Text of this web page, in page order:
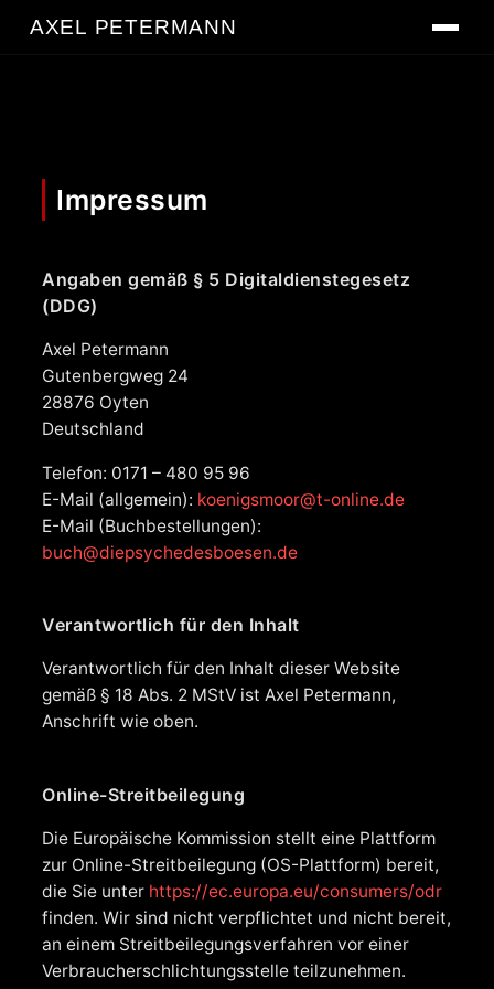
AXEL PETERMANN
Impressum
Angaben gemäß § 5 Digitaldienstegesetz
(DDG)
Axel Petermann
Gutenbergweg 24
28876 Oyten
Deutschland
Telefon: 0171 – 480 95 96
E-Mail (allgemein): koenigsmoor@t-online.de
E-Mail (Buchbestellungen):
buch@diepsychedesboesen.de
Verantwortlich für den Inhalt
Verantwortlich für den Inhalt dieser Website
gemäß § 18 Abs. 2 MStV ist Axel Petermann,
Anschrift wie oben.
Online-Streitbeilegung
Die Europäische Kommission stellt eine Plattform
zur Online-Streitbeilegung (OS-Plattform) bereit,
die Sie unter https://ec.europa.eu/consumers/odr
finden. Wir sind nicht verpflichtet und nicht bereit,
an einem Streitbeilegungsverfahren vor einer
Verbraucherschlichtungsstelle teilzunehmen.